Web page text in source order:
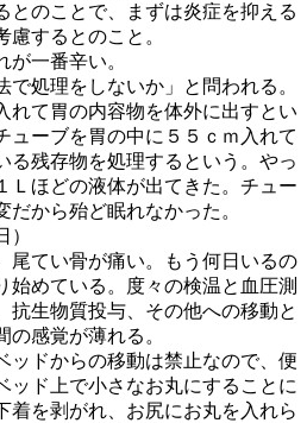
とのことで、まずは炎症を抑える
するとのこと。
が一番辛い。
処理をしないか」と問われる。
れて胃の内容物を体外に出すとい
ューブを胃の中に５５ｃｍ入れて
る残存物を処理するという。やっ
Ｌほどの液体が出てきた。チュー
から殆ど眠れなかった。
尾てい骨が痛い。もう何日いるの
始めている。度々の検温と血圧測
抗生物質投与、その他への移動と
感覚が薄れる。
ッドからの移動は禁止なので、便
ッド上で小さなお丸にすることに
着を剥がれ、お尻にお丸を入れら